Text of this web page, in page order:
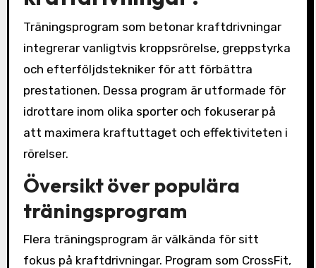
Träningsprogram som betonar kraftdrivningar
integrerar vanligtvis kroppsrörelse, greppstyrka
och efterföljdstekniker för att förbättra
prestationen. Dessa program är utformade för
idrottare inom olika sporter och fokuserar på
att maximera kraftuttaget och effektiviteten i
rörelser.
Översikt över populära
träningsprogram
Flera träningsprogram är välkända för sitt
fokus på kraftdrivningar. Program som CrossFit,